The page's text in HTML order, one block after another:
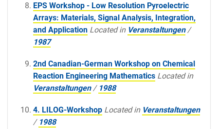
EPS Workshop - Low Resolution Pyroelectric
Arrays: Materials, Signal Analysis, Integration,
and Application Located in Veranstaltungen /
1987
2nd Canadian-German Workshop on Chemical
Reaction Engineering Mathematics Located in
Veranstaltungen / 1988
4. LILOG-Workshop Located in Veranstaltungen
/ 1988